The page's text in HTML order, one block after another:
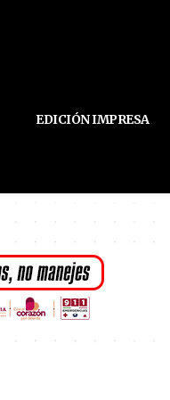
EDICIÓN IMPRESA